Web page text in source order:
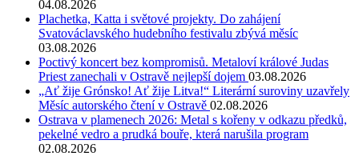
04.08.2026
Plachetka, Katta i světové projekty. Do zahájení
Svatováclavského hudebního festivalu zbývá měsíc
03.08.2026
Poctivý koncert bez kompromisů. Metaloví králové Judas
Priest zanechali v Ostravě nejlepší dojem 03.08.2026
„Ať žije Grónsko! Ať žije Litva!“ Literární suroviny uzavřely
Měsíc autorského čtení v Ostravě 02.08.2026
Ostrava v plamenech 2026: Metal s kořeny v odkazu předků,
pekelné vedro a prudká bouře, která narušila program
02.08.2026